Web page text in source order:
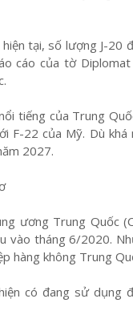
tại, số lượng J-20
cáo của tờ
tiếng của Trung
F-22 của Mỹ. Dù khá
2027.
ương Trung Quốc
vào tháng 6/2020.
hàng không Trung
có đang sử dụng